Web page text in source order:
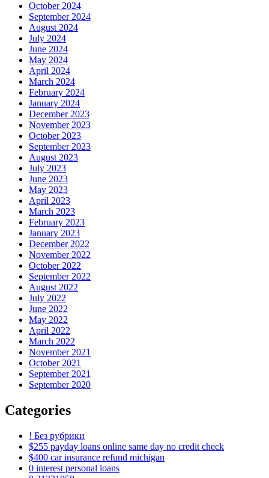
October 2024
September 2024
August 2024
July 2024
June 2024
May 2024
April 2024
March 2024
February 2024
January 2024
December 2023
November 2023
October 2023
September 2023
August 2023
July 2023
June 2023
May 2023
April 2023
March 2023
February 2023
January 2023
December 2022
November 2022
October 2022
September 2022
August 2022
July 2022
June 2022
May 2022
April 2022
March 2022
November 2021
October 2021
September 2021
September 2020
Categories
! Без рубрики
$255 payday loans online same day no credit check
$400 car insurance refund michigan
0 interest personal loans